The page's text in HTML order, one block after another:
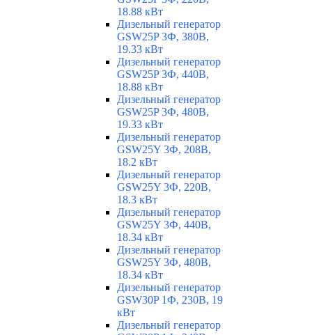
18.88 кВт
Дизельный генератор
GSW25P 3Ф, 380В,
19.33 кВт
Дизельный генератор
GSW25P 3Ф, 440В,
18.88 кВт
Дизельный генератор
GSW25P 3Ф, 480В,
19.33 кВт
Дизельный генератор
GSW25Y 3Ф, 208В,
18.2 кВт
Дизельный генератор
GSW25Y 3Ф, 220В,
18.3 кВт
Дизельный генератор
GSW25Y 3Ф, 440В,
18.34 кВт
Дизельный генератор
GSW25Y 3Ф, 480В,
18.34 кВт
Дизельный генератор
GSW30P 1Ф, 230В, 19
кВт
Дизельный генератор